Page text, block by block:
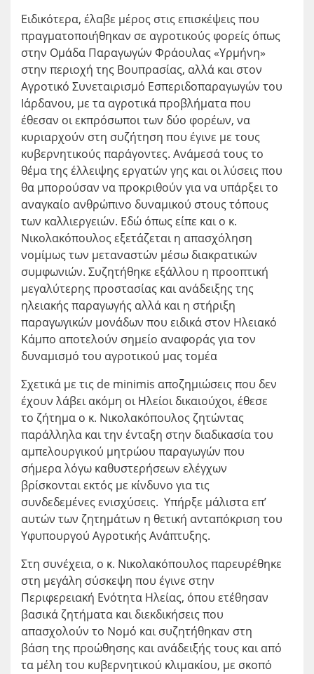
Ειδικότερα, έλαβε μέρος στις επισκέψεις που
πραγματοποιήθηκαν σε αγροτικούς φορείς όπως
στην Ομάδα Παραγωγών Φράουλας «Υρμήνη»
στην περιοχή της Βουπρασίας, αλλά και στον
Αγροτικό Συνεταιρισμό Εσπεριδοπαραγωγών του
Ιάρδανου, με τα αγροτικά προβλήματα που
έθεσαν οι εκπρόσωποι των δύο φορέων, να
κυριαρχούν στη συζήτηση που έγινε με τους
κυβερνητικούς παράγοντες. Ανάμεσά τους το
θέμα της έλλειψης εργατών γης και οι λύσεις που
θα μπορούσαν να προκριθούν για να υπάρξει το
αναγκαίο ανθρώπινο δυναμικού στους τόπους
των καλλιεργειών. Εδώ όπως είπε και ο κ.
Νικολακόπουλος εξετάζεται η απασχόληση
νομίμως των μεταναστών μέσω διακρατικών
συμφωνιών. Συζητήθηκε εξάλλου η προοπτική
μεγαλύτερης προστασίας και ανάδειξης της
ηλειακής παραγωγής αλλά και η στήριξη
παραγωγικών μονάδων που ειδικά στον Ηλειακό
Κάμπο αποτελούν σημείο αναφοράς για τον
δυναμισμό του αγροτικού μας τομέα
Σχετικά με τις de minimis αποζημιώσεις που δεν
έχουν λάβει ακόμη οι Ηλείοι δικαιούχοι, έθεσε
το ζήτημα ο κ. Νικολακόπουλος ζητώντας
παράλληλα και την ένταξη στην διαδικασία του
αμπελουργικού μητρώου παραγωγών που
σήμερα λόγω καθυστερήσεων ελέγχων
βρίσκονται εκτός με κίνδυνο για τις
συνδεδεμένες ενισχύσεις. Υπήρξε μάλιστα επ’
αυτών των ζητημάτων η θετική ανταπόκριση του
Υφυπουργού Αγροτικής Ανάπτυξης.
Στη συνέχεια, ο κ. Νικολακόπουλος παρευρέθηκε
στη μεγάλη σύσκεψη που έγινε στην
Περιφερειακή Ενότητα Ηλείας, όπου ετέθησαν
βασικά ζητήματα και διεκδικήσεις που
απασχολούν το Νομό και συζητήθηκαν στη
βάση της προώθησης και ανάδειξής τους και από
τα μέλη του κυβερνητικού κλιμακίου, με σκοπό